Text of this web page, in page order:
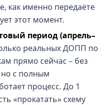
как именно передаёте
этот момент.
период (апрель–
реальных ДОПП по
прямо сейчас – без
с полным
процесс. До 1
«прокатать» схему